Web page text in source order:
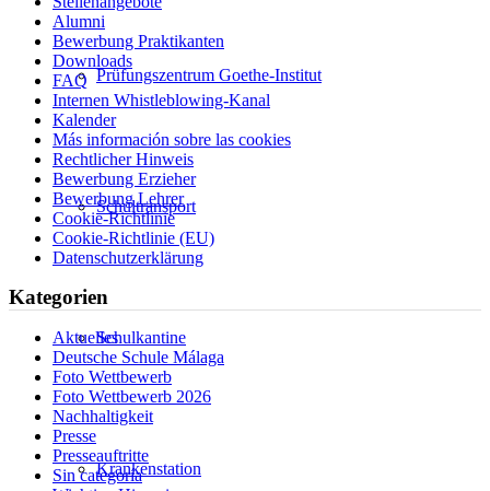
Prüfungszentrum Goethe-Institut
Schultransport
Schulkantine
Krankenstation
Alumni
Bewerbung Praktikanten
Downloads
FAQ
Internen Whistleblowing-Kanal
Kalender
Más información sobre las cookies
Rechtlicher Hinweis
Bewerbung Erzieher
Bewerbung Lehrer
Cookie-Richtlinie
Cookie-Richtlinie (EU)
Datenschutzerklärung
Kategorien
Aktuelles
Deutsche Schule Málaga
Foto Wettbewerb
Foto Wettbewerb 2026
Nachhaltigkeit
Presse
Presseauftritte
Sin categoría